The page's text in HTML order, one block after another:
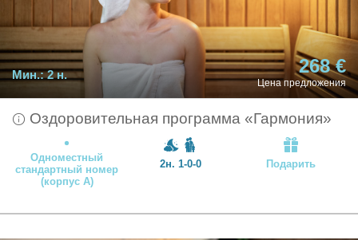
Мин.: 2 н. 268 €
Цена предложения
Оздоровительная программа «Гармония»
Подарить
Одноместный
стандартный номер
(корпус А)
2н. 1-0-0